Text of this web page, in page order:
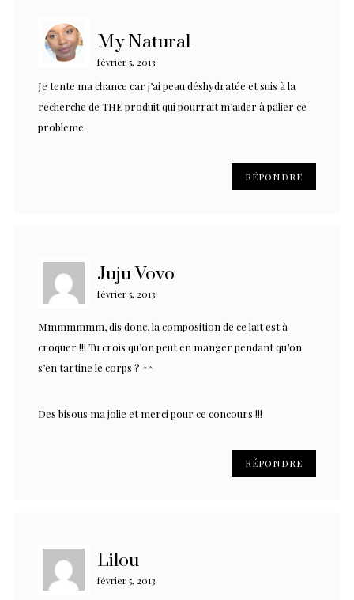
My Natural
février 5, 2013
Je tente ma chance car j’ai peau déshydratée et suis à la
recherche de THE produit qui pourrait m’aider à palier ce
probleme.
RÉPONDRE
Juju Vovo
février 5, 2013
Mmmmmmm, dis donc, la composition de ce lait est à
croquer !!! Tu crois qu’on peut en manger pendant qu’on
s’en tartine le corps ? ^^
Des bisous ma jolie et merci pour ce concours !!!
RÉPONDRE
Lilou
février 5, 2013